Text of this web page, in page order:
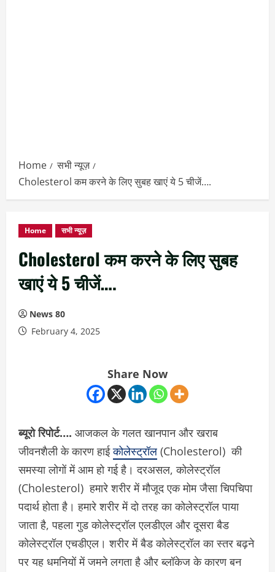
Home
सभी न्यूज़
Cholesterol कम करने के लिए सुबह खाएं ये 5 चीजें….
Home सभी न्यूज़
Cholesterol कम करने के लिए सुबह
खाएं ये 5 चीजें….
News 80
February 4, 2025
Share Now
ब्यूरो रिपोर्ट…. आजकल के गलत खानपान और खराब
जीवनशैली के कारण हाईकोलेस्ट्रॉल (Cholesterol) की
समस्या लोगों में आम हो गई है। दरअसल, कोलेस्ट्रॉल
(Cholesterol) हमारे शरीर में मौजूद एक मोम जैसा चिपचिपा
पदार्थ होता है। हमारे शरीर में दो तरह का कोलेस्ट्रॉल पाया
जाता है, पहला गुड कोलेस्ट्रॉल एलडीएल और दूसरा बैड
कोलेस्ट्रॉल एचडीएल। शरीर में बैड कोलेस्ट्रॉल का स्तर बढ़ने
पर यह धमनियों में जमने लगता है और ब्लॉकेज के कारण बन